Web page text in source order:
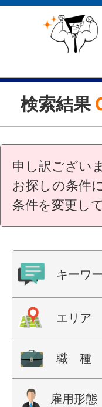
検索結果
申し訳ござい
お探しの条件
条件を変更し
キーワ
エリア
職 種
雇用形態